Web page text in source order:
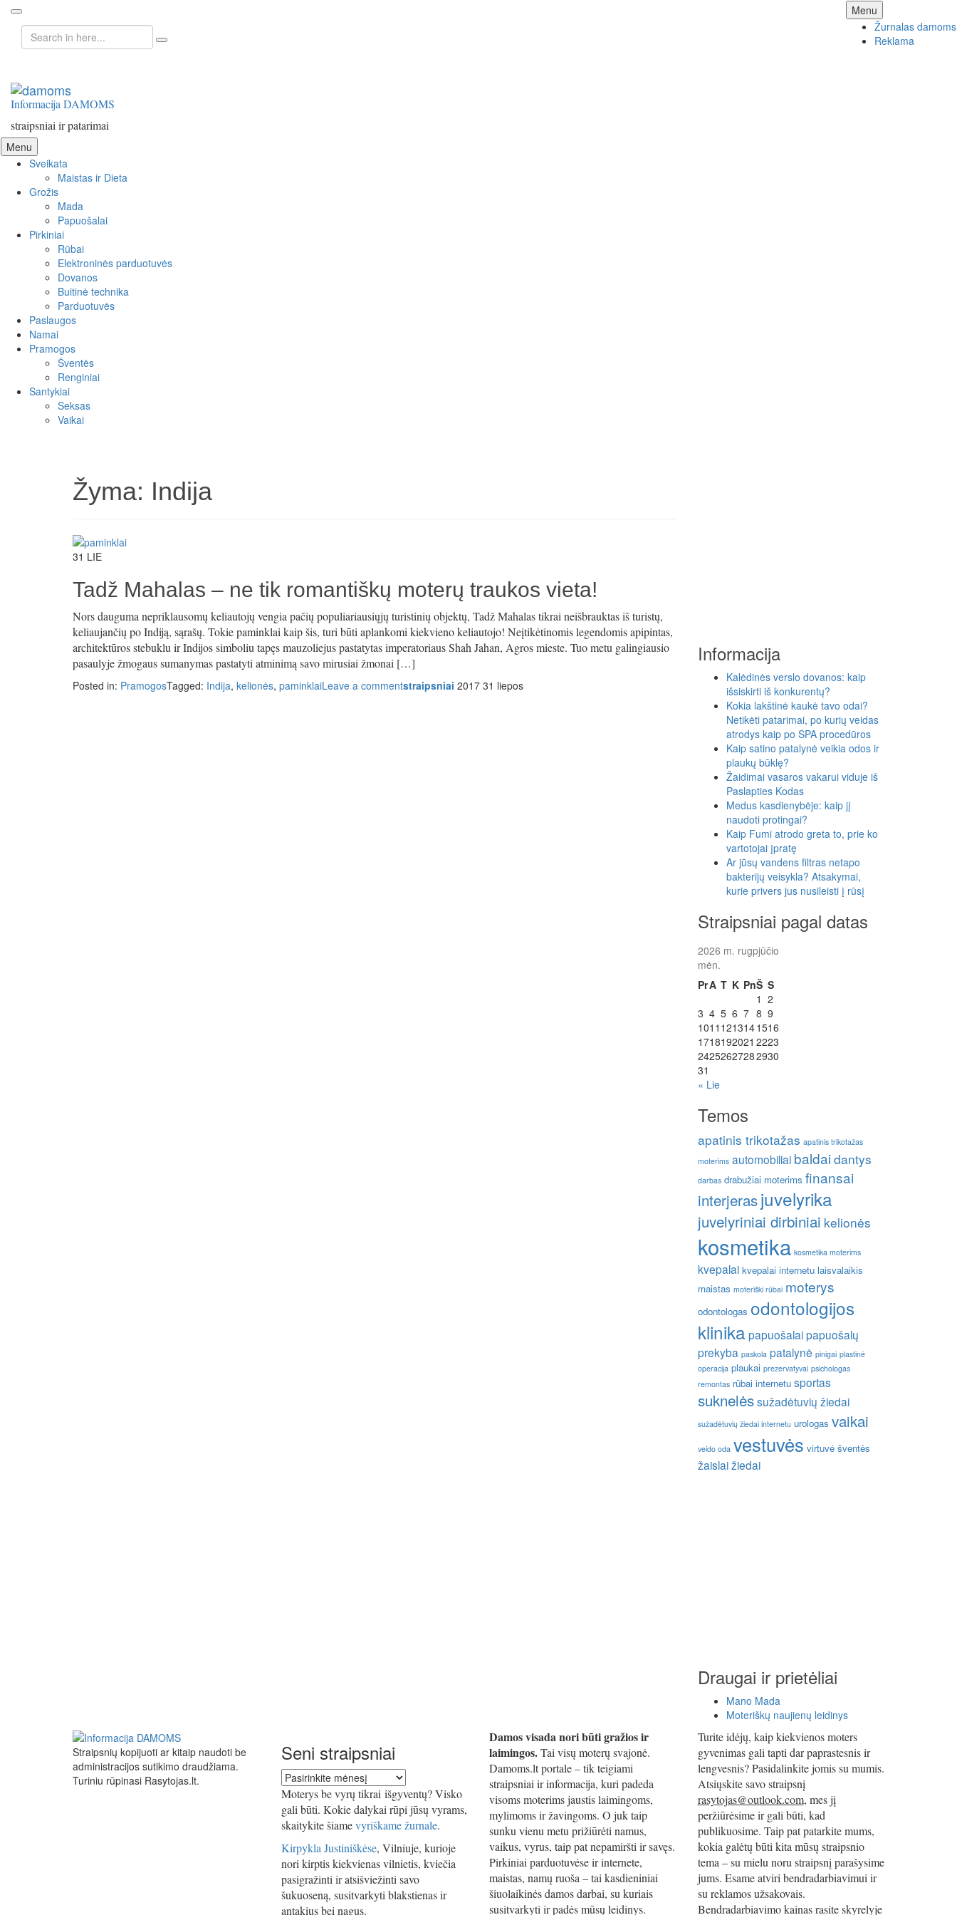
Menu Skip
to
content
Žurnalas damoms
Reklama
Search
for:
Informacija DAMOMS
straipsniai ir patarimai
Menu Skip
to
content
Sveikata
Maistas ir Dieta
Grožis
Mada
Papuošalai
Pirkiniai
Rūbai
Elektroninės parduotuvės
Dovanos
Buitinė technika
Parduotuvės
Paslaugos
Namai
Pramogos
Šventės
Renginiai
Santykiai
Seksas
Vaikai
Žyma: Indija
31 LIE
Tadž Mahalas – ne tik romantiškų moterų traukos vieta!
Nors dauguma nepriklausomų keliautojų vengia pačių populiariausiųjų turistinių objektų, Tadž Mahalas tikrai neišbrauktas iš turistų,
keliaujančių po Indiją, sąrašų. Tokie paminklai kaip šis, turi būti aplankomi kiekvieno keliautojo! Neįtikėtinomis legendomis apipintas,
architektūros stebuklu ir Indijos simboliu tapęs mauzoliejus pastatytas imperatoriaus Shah Jahan, Agros mieste. Tuo metu galingiausio
pasaulyje žmogaus sumanymas pastatyti atminimą savo mirusiai žmonai […]
Posted in: PramogosTagged: Indija, kelionės, paminklaiLeave a commentstraipsniai 2017 31 liepos
Informacija
Kalėdinės verslo dovanos: kaip
išsiskirti iš konkurentų?
Kokia lakštinė kaukė tavo odai?
Netikėti patarimai, po kurių veidas
atrodys kaip po SPA procedūros
Kaip satino patalynė veikia odos ir
plaukų būklę?
Žaidimai vasaros vakarui viduje iš
Paslapties Kodas
Medus kasdienybėje: kaip jį
naudoti protingai?
Kaip Fumi atrodo greta to, prie ko
vartotojai įpratę
Ar jūsų vandens filtras netapo
bakterijų veisykla? Atsakymai,
kurie privers jus nusileisti į rūsį
Straipsniai pagal datas
2026 m. rugpjūčio
mėn.
PrA T K PnŠ S
1 2
3 4 5 6 7 8 9
1011 1213141516
1718192021 2223
24252627282930
31
« Lie
Temos
apatinis trikotažas apatinis trikotažas
moterims automobiliai baldai dantys
darbas drabužiai moterims finansai
interjerasjuvelyrika
juvelyriniai dirbiniai kelionės
kosmetika kosmetika moterims
kvepalai kvepalai internetu laisvalaikis
maistas moteriški rūbai moterys
odontologas odontologijos
klinika papuošalai papuošalų
prekyba paskola patalynė pinigai plastinė
operacija plaukai prezervatyvai psichologas
remontas rūbai internetu sportas
suknelės sužadėtuvių žiedai
sužadėtuvių žiedai internetu urologas vaikai
veido oda vestuvės virtuvė šventės
žaislai žiedai
Draugai ir prietėliai
Mano Mada
Moteriškų naujienų leidinys
Straipsnių kopijuoti ar kitaip naudoti be
administracijos sutikimo draudžiama.
Turiniu rūpinasi Rasytojas.lt.
Seni straipsniai
Seni
straipsniai
Moterys be vyrų tikrai išgyventų? Visko
gali būti. Kokie dalykai rūpi jūsų vyrams,
skaitykite šiamevyriškame žurnale.
Kirpykla Justiniškėse, Vilniuje, kurioje
nori kirptis kiekvienas vilnietis, kviečia
pasigražinti ir atsišviežinti savo
šukuoseną, susitvarkyti blakstienas ir
antakius bei nagus.
Damos visada nori būti gražios ir
laimingos.Tai visų moterų svajonė.
Damoms.lt portale – tik teigiami
straipsniai ir informacija, kuri padeda
visoms moterims jaustis laimingoms,
mylimoms ir žavingoms. O juk taip
sunku vienu metu prižiūrėti namus,
vaikus, vyrus, taip pat nepamiršti ir savęs.
Pirkiniai parduotuvėse ir internete,
maistas, namų ruoša – tai kasdieniniai
šiuolaikinės damos darbai, su kuriais
susitvarkyti ir padės mūsų leidinys.
Turite idėjų, kaip kiekvienos moters
gyvenimas gali tapti dar paprastesnis ir
lengvesnis? Pasidalinkite jomis su mumis.
Atsiųskite savo straipsnį
rasytojas@outlook.com, mes jį
peržiūrėsime ir gali būti, kad
publikuosime. Taip pat patarkite mums,
kokia galėtų būti kita mūsų straipsnio
tema – su mielu noru straipsnį parašysime
jums. Esame atviri bendradarbiavimui ir
su reklamos užsakovais.
Bendradarbiavimo kainas rasite skyrelyje